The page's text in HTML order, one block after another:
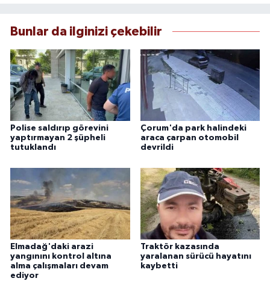
Bunlar da ilginizi çekebilir
Polise saldırıp görevini
yaptırmayan 2 şüpheli
tutuklandı
Çorum'da park halindeki
araca çarpan otomobil
devrildi
Elmadağ'daki arazi
yangınını kontrol altına
alma çalışmaları devam
ediyor
Traktör kazasında
yaralanan sürücü hayatını
kaybetti